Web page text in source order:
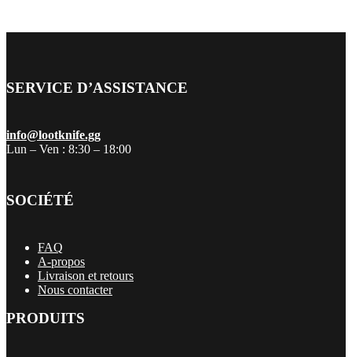
SERVICE D’ASSISTANCE
info@lootknife.gg
Lun – Ven : 8:30 – 18:00
SOCIÉTÉ
FAQ
A-propos
Livraison et retours
Nous contacter
PRODUITS